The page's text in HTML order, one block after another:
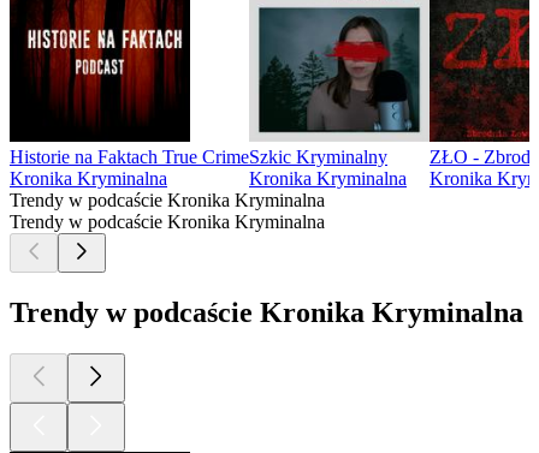
Historie na Faktach True Crime
Kronika Kryminalna
Szkic Kryminalny
Kronika Kryminalna
ZŁO -
Kronika
Trendy w podcaście Kronika Kryminalna
Trendy w podcaście Kronika Kryminalna
Trendy w podcaście Kronika Kryminalna